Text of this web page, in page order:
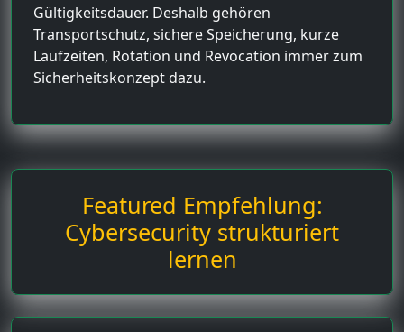
Gültigkeitsdauer. Deshalb gehören
Transportschutz, sichere Speicherung, kurze
Laufzeiten, Rotation und Revocation immer zum
Sicherheitskonzept dazu.
Featured Empfehlung:
Cybersecurity strukturiert
lernen